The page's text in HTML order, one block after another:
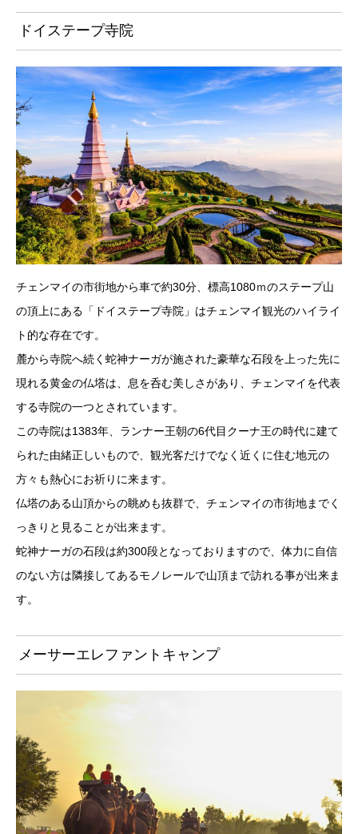
ドイステープ寺院
チェンマイの市街地から車で約30分、標高1080ｍのステープ山
の頂上にある「ドイステープ寺院」はチェンマイ観光のハイライ
ト的な存在です。
麓から寺院へ続く蛇神ナーガが施された豪華な石段を上った先に
現れる黄金の仏塔は、息を呑む美しさがあり、チェンマイを代表
する寺院の一つとされています。
この寺院は1383年、ランナー王朝の6代目クーナ王の時代に建て
られた由緒正しいもので、観光客だけでなく近くに住む地元の
方々も熱心にお祈りに来ます。
仏塔のある山頂からの眺めも抜群で、チェンマイの市街地までく
っきりと見ることが出来ます。
蛇神ナーガの石段は約300段となっておりますので、体力に自信
のない方は隣接してあるモノレールで山頂まで訪れる事が出来ま
す。
メーサーエレファントキャンプ